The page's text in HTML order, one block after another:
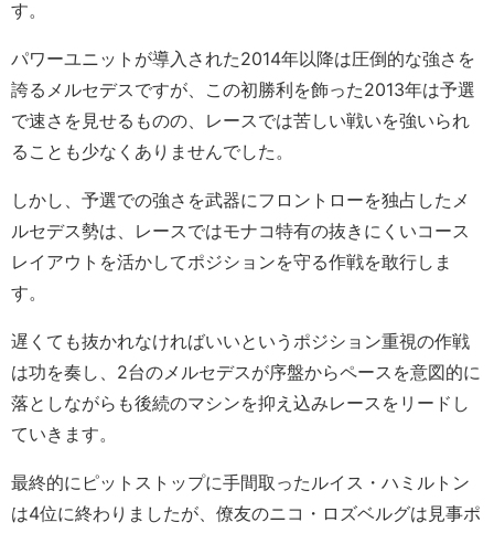
す。
パワーユニットが導入された2014年以降は圧倒的な強さを
誇るメルセデスですが、この初勝利を飾った2013年は予選
で速さを見せるものの、レースでは苦しい戦いを強いられ
ることも少なくありませんでした。
しかし、予選での強さを武器にフロントローを独占したメ
ルセデス勢は、レースではモナコ特有の抜きにくいコース
レイアウトを活かしてポジションを守る作戦を敢行しま
す。
遅くても抜かれなければいいというポジション重視の作戦
は功を奏し、2台のメルセデスが序盤からペースを意図的に
落としながらも後続のマシンを抑え込みレースをリードし
ていきます。
最終的にピットストップに手間取ったルイス・ハミルトン
は4位に終わりましたが、僚友のニコ・ロズベルグは見事ポ